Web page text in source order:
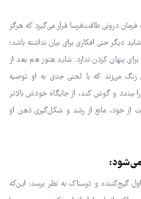
درونی طاقت‌فرسا قرار می‌گیرد که هرگز
دیگر حتی افکاری برای بیان نداشته باشد؛
پنهان کردن ندارد. شاید هنوز هم بعد از
می‌زند که با لحنی جدی به او توصیه
ببندد و گوش کند، از جایگاه خودش بالاتر
از خود، مانع از رشد و شکل‌گیری ذهن او
می‌شود:
گیج‌کننده و ترسناک به نظر برسد: این‌که